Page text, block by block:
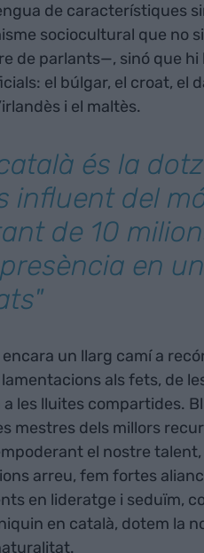
de característiques
sociocultural que no
de parlants—, sinó que
el búlgar, el croat, el
i el maltès.
és la
influent del
de 10
en
encara un llarg camí a
als fets, de
a les lluites compartides.
mestres dels millors
el nostre
arreu, fem fortes
en lideratge i seduïm,
en català, dotem la